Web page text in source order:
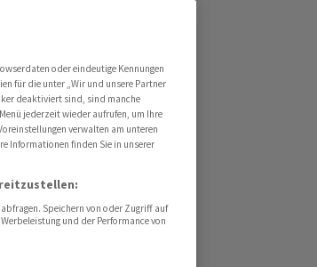
oder eindeutige Kennungen
für die unter „Wir und unsere Partner
deaktiviert sind, sind manche
jederzeit wieder aufrufen, um Ihre
verwalten am unteren
Informationen finden Sie in unserer
Speichern von oder Zugriff auf
und der Performance von